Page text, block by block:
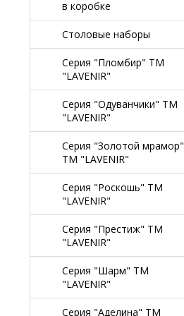
в коробке
Столовые наборы
Серия "Пломбир" TM
"LAVENIR"
Серия "Одуванчики" TM
"LAVENIR"
Серия "Золотой мрамор"
TM "LAVENIR"
Серия "Роскошь" TM
"LAVENIR"
Серия "Престиж" ТМ
"LAVENIR"
Серия "Шарм" ТМ
"LAVENIR"
Серия "Аделина" TM